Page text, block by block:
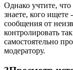
Однако учтите, что
знаете, кого
сообщения от
контролировать
самостоятельно
модератору.